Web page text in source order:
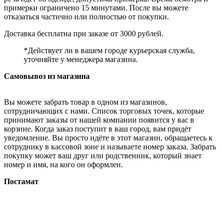
примерки ограничено 15 минутами. После вы можете
отказаться частично или полностью от покупки.
Доставка бесплатна при заказе от 3000 рублей.
*Действует ли в вашем городе курьерская служба,
уточняйте у менеджера магазина.
Самовывоз из магазина
Вы можете забрать товар в одном из магазинов,
сотрудничающих с нами. Список торговых точек, которые
принимают заказы от нашей компании появится у вас в
корзине. Когда заказ поступит в ваш город, вам придёт
уведомление. Вы просто идёте в этот магазин, обращаетесь к
сотруднику в кассовой зоне и называете номер заказа. Забрать
покупку может ваш друг или родственник, который знает
номер и имя, на кого он оформлен.
Постамат